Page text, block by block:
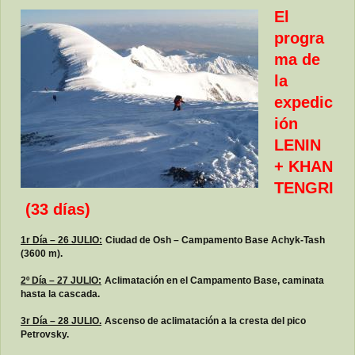
El
progra
ma de
la
expedic
ión
LENIN
+ KHAN
TENGRI
(33 días)
1r Día – 26 JULIO: Ciudad de Osh – Campamento Base Achyk-Tash
(3600 m).
2º Día – 27 JULIO: Aclimatación en el Campamento Base, caminata
hasta la cascada.
3r Día – 28 JULIO. Ascenso de aclimatación a la cresta del pico
Petrovsky.